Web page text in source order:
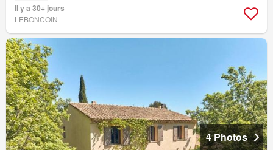
Il y a 30+ jours
LEBONCOIN
4 Photos